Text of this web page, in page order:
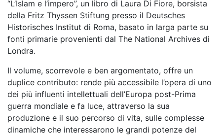
“L’Islam e l’impero”, un libro di Laura Di Fiore, borsista
della Fritz Thyssen Stiftung presso il Deutsches
Historisches Institut di Roma, basato in larga parte su
fonti primarie provenienti dal The National Archives di
Londra.
Il volume, scorrevole e ben argomentato, offre un
duplice contributo: rende più accessibile l’opera di uno
dei più influenti intellettuali dell’Europa post-Prima
guerra mondiale e fa luce, attraverso la sua
produzione e il suo percorso di vita, sulle complesse
dinamiche che interessarono le grandi potenze del